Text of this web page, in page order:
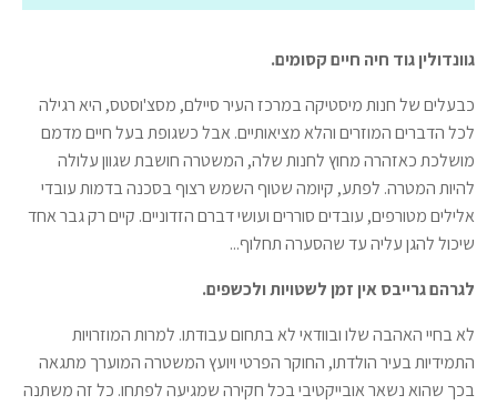
גוונדולין גוד חיה חיים קסומים.
כבעלים של חנות מיסטיקה במרכז העיר סיילם, מסצ'וסטס, היא רגילה
לכל הדברים המוזרים והלא מציאותיים. אבל כשגופת בעל חיים מדמם
מושלכת כאזהרה מחוץ לחנות שלה, המשטרה חושבת שגוון עלולה
להיות המטרה. לפתע, קיומה שטוף השמש רצוף בסכנה בדמות עובדי
אלילים מטורפים, עובדים סוררים ועושי דברם הזדוניים. קיים רק גבר אחד
שיכול להגן עליה עד שהסערה תחלוף...
לגרהם גרייבס אין זמן לשטויות ולכשפים.
לא בחיי האהבה שלו ובוודאי לא בתחום עבודתו. למרות המוזרויות
התמידיות בעיר הולדתו, החוקר הפרטי ויועץ המשטרה המוערך מתגאה
בכך שהוא נשאר אובייקטיבי בכל חקירה שמגיעה לפתחו. כל זה משתנה